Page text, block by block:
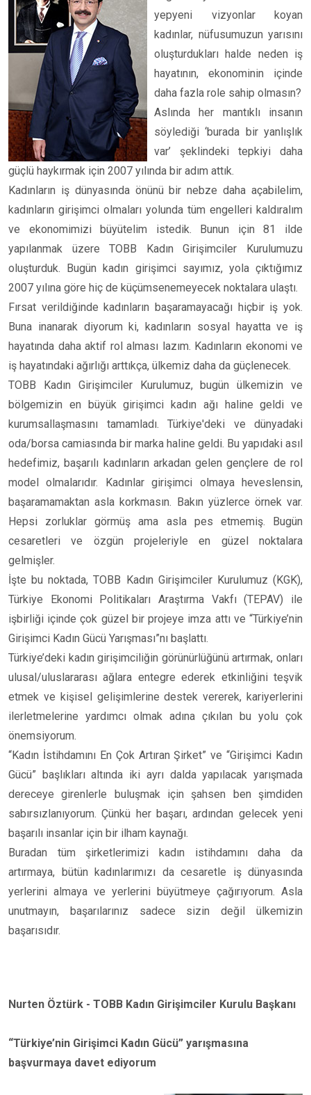
yepyeni vizyonlar koyan
kadınlar, nüfusumuzun yarısını
oluşturdukları halde neden iş
hayatının, ekonominin içinde
daha fazla role sahip olmasın?
Aslında her mantıklı insanın
söylediği ‘burada bir yanlışlık
var’ şeklindeki tepkiyi daha
güçlü haykırmak için 2007 yılında bir adım attık.
Kadınların iş dünyasında önünü bir nebze daha açabilelim,
kadınların girişimci olmaları yolunda tüm engelleri kaldıralım
ve ekonomimizi büyütelim istedik. Bunun için 81 ilde
yapılanmak üzere TOBB Kadın Girişimciler Kurulumuzu
oluşturduk. Bugün kadın girişimci sayımız, yola çıktığımız
2007 yılına göre hiç de küçümsenemeyecek noktalara ulaştı.
Fırsat verildiğinde kadınların başaramayacağı hiçbir iş yok.
Buna inanarak diyorum ki, kadınların sosyal hayatta ve iş
hayatında daha aktif rol alması lazım. Kadınların ekonomi ve
iş hayatındaki ağırlığı arttıkça, ülkemiz daha da güçlenecek.
TOBB Kadın Girişimciler Kurulumuz, bugün ülkemizin ve
bölgemizin en büyük girişimci kadın ağı haline geldi ve
kurumsallaşmasını tamamladı. Türkiye'deki ve dünyadaki
oda/borsa camiasında bir marka haline geldi. Bu yapıdaki asıl
hedefimiz, başarılı kadınların arkadan gelen gençlere de rol
model olmalarıdır. Kadınlar girişimci olmaya heveslensin,
başaramamaktan asla korkmasın. Bakın yüzlerce örnek var.
Hepsi zorluklar görmüş ama asla pes etmemiş. Bugün
cesaretleri ve özgün projeleriyle en güzel noktalara
gelmişler.
İşte bu noktada, TOBB Kadın Girişimciler Kurulumuz (KGK),
Türkiye Ekonomi Politikaları Araştırma Vakfı (TEPAV) ile
işbirliği içinde çok güzel bir projeye imza attı ve “Türkiye’nin
Girişimci Kadın Gücü Yarışması”nı başlattı.
Türkiye’deki kadın girişimciliğin görünürlüğünü artırmak, onları
ulusal/uluslararası ağlara entegre ederek etkinliğini teşvik
etmek ve kişisel gelişimlerine destek vererek, kariyerlerini
ilerletmelerine yardımcı olmak adına çıkılan bu yolu çok
önemsiyorum.
“Kadın İstihdamını En Çok Artıran Şirket” ve “Girişimci Kadın
Gücü” başlıkları altında iki ayrı dalda yapılacak yarışmada
dereceye girenlerle buluşmak için şahsen ben şimdiden
sabırsızlanıyorum. Çünkü her başarı, ardından gelecek yeni
başarılı insanlar için bir ilham kaynağı.
Buradan tüm şirketlerimizi kadın istihdamını daha da
artırmaya, bütün kadınlarımızı da cesaretle iş dünyasında
yerlerini almaya ve yerlerini büyütmeye çağırıyorum. Asla
unutmayın, başarılarınız sadece sizin değil ülkemizin
başarısıdır.
Nurten Öztürk - TOBB Kadın Girişimciler Kurulu Başkanı
“Türkiye’nin Girişimci Kadın Gücü” yarışmasına
başvurmaya davet ediyorum